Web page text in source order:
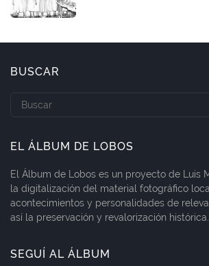
BUSCAR
EL ÁLBUM DE LOBOS
El Álbum de Lobos es un proyecto de Luis
la digitalización del material fotográfico
acontecimientos y personalidades de
así la preservación y revalorización histórica.
SEGUÍ AL ÁLBUM